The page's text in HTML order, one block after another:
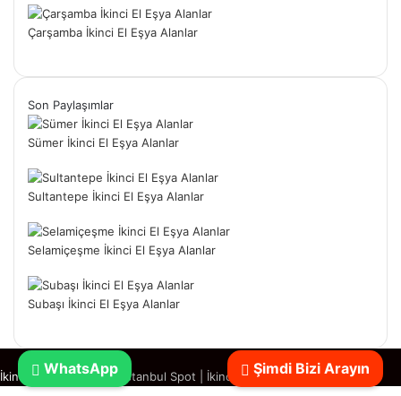
Çarşamba İkinci El Eşya Alanlar
Son Paylaşımlar
Sümer İkinci El Eşya Alanlar
Sultantepe İkinci El Eşya Alanlar
Selamiçeşme İkinci El Eşya Alanlar
Subaşı İkinci El Eşya Alanlar
İkinci El Eşya Alanlar | İstanbul Spot
İkinci El SpotçuŞimdi Bizi Arayın
WhatsApp